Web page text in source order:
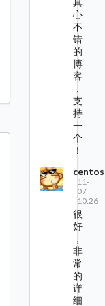
心
不
错
的
博
客
，
支
持
一
个
！
centos
11-
07
10:26
很
好
，
非
常
的
详
细